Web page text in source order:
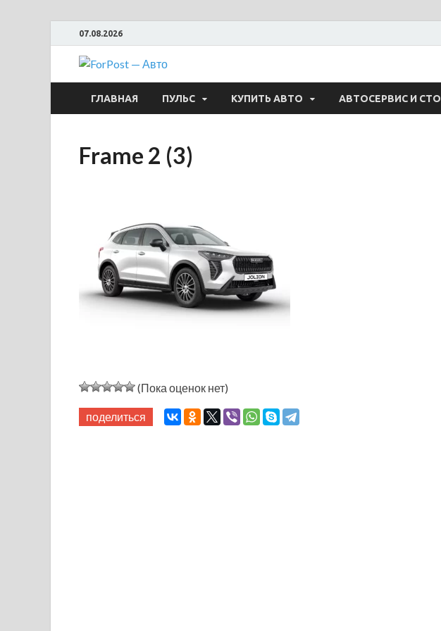
07.08.2026
ForPost — Авто
ГЛАВНАЯ ПУЛЬС КУПИТЬ АВТО АВТОСЕРВИС И СТО
Frame 2 (3)
(Пока оценок нет)
поделиться